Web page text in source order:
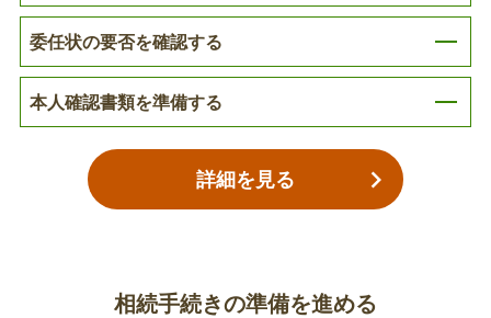
後期高齢者医療葬祭費の支給申請
加入者が亡くなられた場合に葬祭費の支給が受けら
れる制度です。
国民健康保険の世帯主変更
亡くなられた方が世帯主で同じ世帯に国民健康保険
故人の国民健康保険被保険者証または資格確
不動産
その他
委任状の要否を確認する
本人確認書類を準備する
詳細を見る
相続手続きの準備を進める